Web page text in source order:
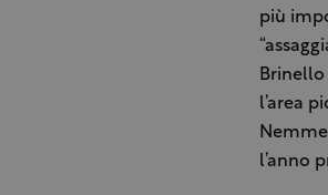
più
Brinello
l’area
l’anno